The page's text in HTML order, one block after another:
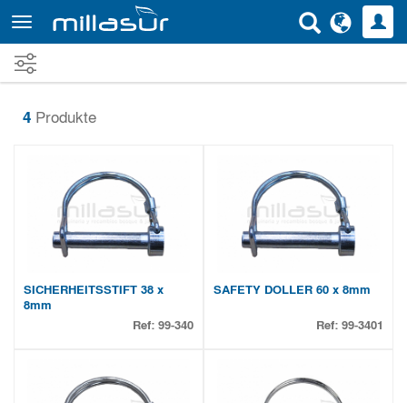
zum
Inhalt
4 Produkte
SICHERHEITSSTIFT 38 x
8mm
Ref: 99-340
SAFETY DOLLER 60 x 8mm
Ref: 99-3401